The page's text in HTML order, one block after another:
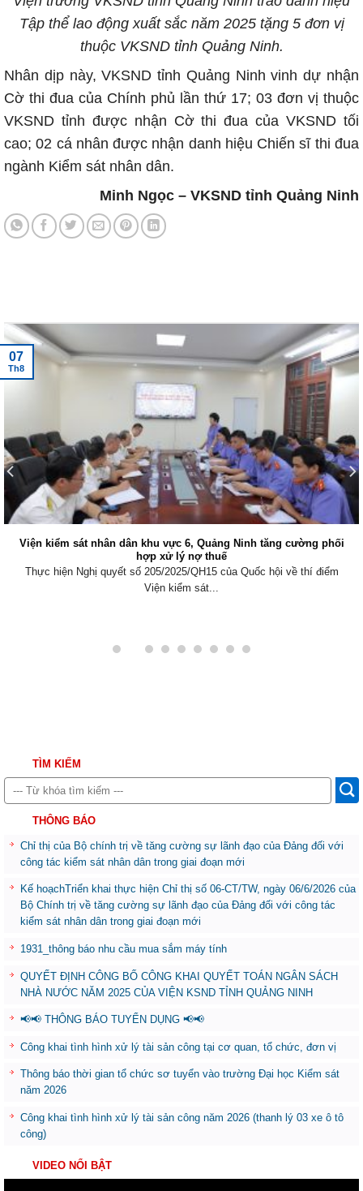
Tập thể lao động xuất sắc năm 2025 tặng 5 đơn vị
thuộc VKSND tỉnh Quảng Ninh.
Nhân dịp này, VKSND tỉnh Quảng Ninh vinh dự nhận
Cờ thi đua của Chính phủ lần thứ 17; 03 đơn vị thuộc
VKSND tỉnh được nhận Cờ thi đua của VKSND tối
cao; 02 cá nhân được nhận danh hiệu Chiến sĩ thi đua
ngành Kiểm sát nhân dân.
Minh Ngọc – VKSND tỉnh Quảng Ninh
Viện kiểm sát nhân dân khu vực 6, Quảng Ninh tăng cường phối
hợp xử lý nợ thuế
Thực hiện Nghị quyết số 205/2025/QH15 của Quốc hội về thí điểm
Viện kiểm sát...
07
Th8
TÌM KIẾM
THÔNG BÁO
Chỉ thị của Bộ chính trị về tăng cường sự lãnh đạo của Đảng đối với
công tác kiểm sát nhân dân trong giai đoạn mới
Kế hoạchTriển khai thực hiện Chỉ thị số 06-CT/TW, ngày 06/6/2026 của
Bộ Chính trị về tăng cường sự lãnh đạo của Đảng đối với công tác
kiểm sát nhân dân trong giai đoạn mới
1931_thông báo nhu cầu mua sắm máy tính
QUYẾT ĐỊNH CÔNG BỐ CÔNG KHAI QUYẾT TOÁN NGÂN SÁCH
NHÀ NƯỚC NĂM 2025 CỦA VIỆN KSND TỈNH QUẢNG NINH
📢📢 THÔNG BÁO TUYỂN DỤNG 📢📢
Công khai tình hình xử lý tài sản công tại cơ quan, tổ chức, đơn vị
Thông báo thời gian tổ chức sơ tuyển vào trường Đại học Kiểm sát
năm 2026
Công khai tình hình xử lý tài sản công năm 2026 (thanh lý 03 xe ô tô
công)
VIDEO NỔI BẬT